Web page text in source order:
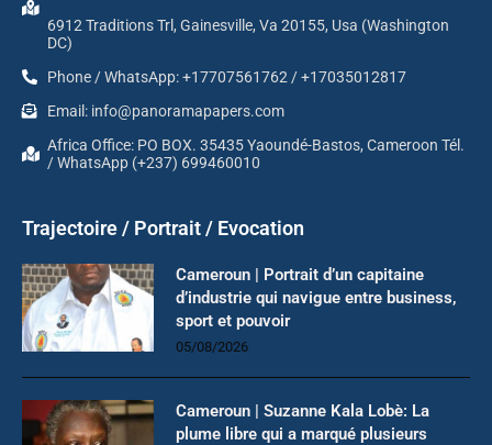
6912 Traditions Trl, Gainesville, Va 20155, Usa (Washington
DC)
Phone / WhatsApp: +17707561762 / +17035012817
Email: info@panoramapapers.com
Africa Office: PO BOX. 35435 Yaoundé-Bastos, Cameroon Tél.
/ WhatsApp (+237) 699460010
Trajectoire / Portrait / Evocation
Cameroun | Portrait d’un capitaine
d’industrie qui navigue entre business,
sport et pouvoir
05/08/2026
Cameroun | Suzanne Kala Lobè: La
plume libre qui a marqué plusieurs